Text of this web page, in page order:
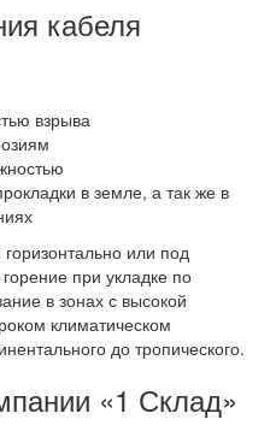
кабеля
взрыва
в земле, а так же в
или под
при укладке по
в зонах с высокой
климатическом
до тропического.
«1 Склад»